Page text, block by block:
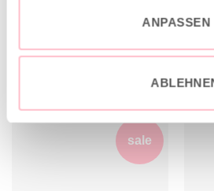
ANPASSEN
ÄHNLICHE PRODUKTE
sale